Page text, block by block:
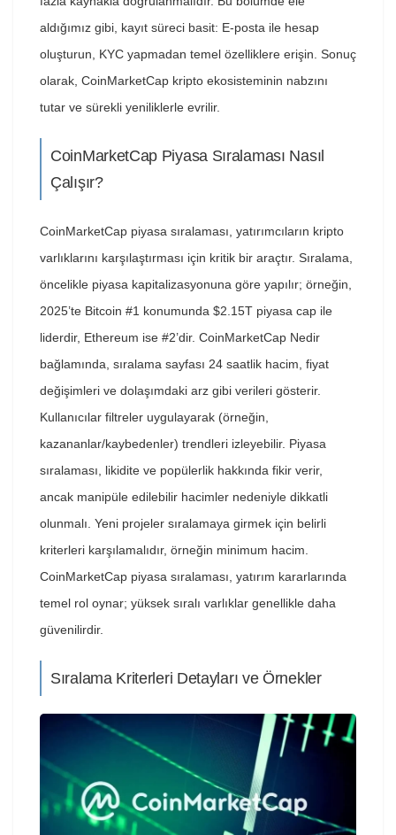
aldığımız gibi, kayıt süreci basit: E-posta ile hesap
oluşturun, KYC yapmadan temel özelliklere erişin. Sonuç
olarak, CoinMarketCap kripto ekosisteminin nabzını
tutar ve sürekli yeniliklerle evrilir.
CoinMarketCap Piyasa Sıralaması Nasıl
Çalışır?
CoinMarketCap piyasa sıralaması, yatırımcıların kripto
varlıklarını karşılaştırması için kritik bir araçtır. Sıralama,
öncelikle piyasa kapitalizasyonuna göre yapılır; örneğin,
2025’te Bitcoin #1 konumunda $2.15T piyasa cap ile
liderdir, Ethereum ise #2’dir. CoinMarketCap Nedir
bağlamında, sıralama sayfası 24 saatlik hacim, fiyat
değişimleri ve dolaşımdaki arz gibi verileri gösterir.
Kullanıcılar filtreler uygulayarak (örneğin,
kazananlar/kaybedenler) trendleri izleyebilir. Piyasa
sıralaması, likidite ve popülerlik hakkında fikir verir,
ancak manipüle edilebilir hacimler nedeniyle dikkatli
olunmalı. Yeni projeler sıralamaya girmek için belirli
kriterleri karşılamalıdır, örneğin minimum hacim.
CoinMarketCap piyasa sıralaması, yatırım kararlarında
temel rol oynar; yüksek sıralı varlıklar genellikle daha
güvenilirdir.
Sıralama Kriterleri Detayları ve Örnekler